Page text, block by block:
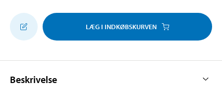
LÆG I INDKØBSKURVEN
Beskrivelse